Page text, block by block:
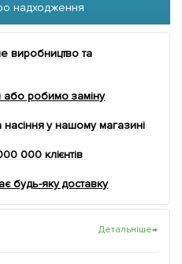
надходження
виробництво та
робимо заміну
у нашому магазині
000 клієнтів
будь-яку доставку
Детальніше→